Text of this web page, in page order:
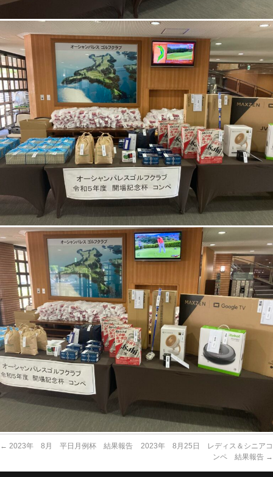
← 2023年 8月 平日月例杯 結果報告
2023年 8月25日 レディス＆シニアコ
ンペ 結果報告 →